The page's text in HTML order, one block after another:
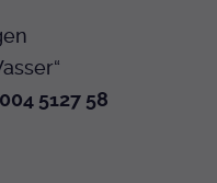
5127 58